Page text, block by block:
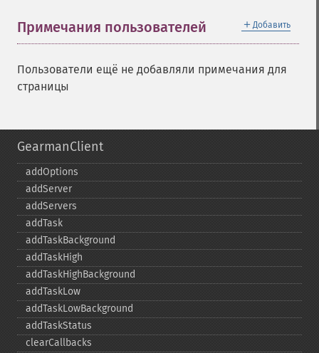
＋ Добавить
Примечания пользователей
Пользователи ещё не добавляли примечания для
страницы
GearmanClient
addOptions
addServer
addServers
addTask
addTaskBackground
addTaskHigh
addTaskHighBackground
addTaskLow
addTaskLowBackground
addTaskStatus
clearCallbacks